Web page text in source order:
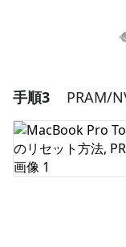
コメントを追加
手順3 PRAM/